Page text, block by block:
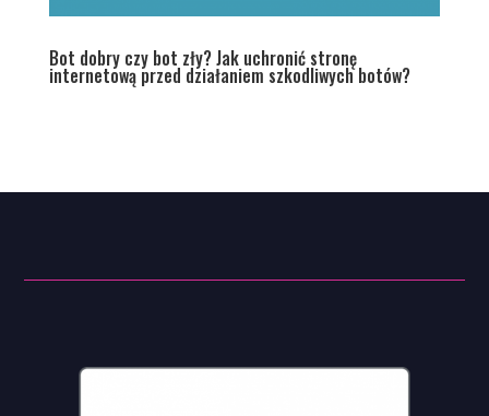
Bot dobry czy bot zły? Jak uchronić stronę
internetową przed działaniem szkodliwych botów?